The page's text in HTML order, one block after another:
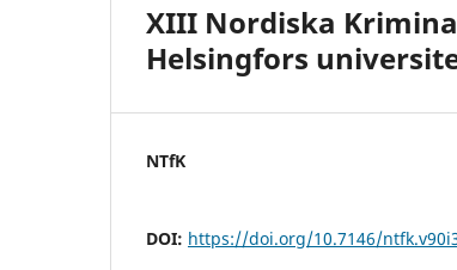
XIII Nordiska
Helsingfors
NTfK
DOI: https://doi.org/10.7146/